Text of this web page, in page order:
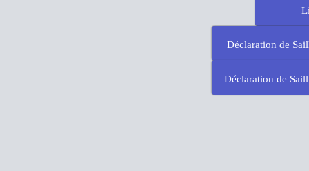
Déclaration de
Déclaration de